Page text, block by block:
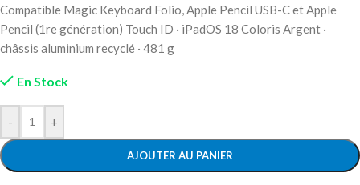
Compatible Magic Keyboard Folio, Apple Pencil USB-C et Apple
Pencil (1re génération) Touch ID · iPadOS 18 Coloris Argent ·
châssis aluminium recyclé · 481 g
En Stock
- +
AJOUTER AU PANIER